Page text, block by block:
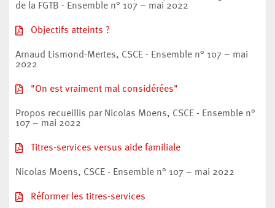
de la FGTB - Ensemble n° 107 – mai 2022
Objectifs atteints ?
Arnaud Lismond-Mertes, CSCE - Ensemble n° 107 – mai
2022
"On est vraiment mal considérées"
Propos recueillis par Nicolas Moens, CSCE - Ensemble n°
107 – mai 2022
Titres-services versus aide familiale
Nicolas Moens, CSCE - Ensemble n° 107 – mai 2022
Réformer les titres-services